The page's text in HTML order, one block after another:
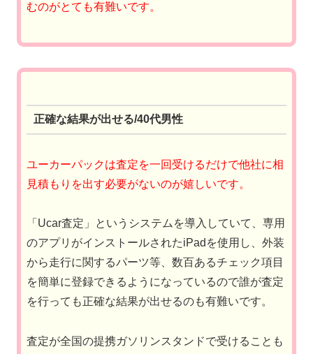
むのがとても有難いです。
正確な結果が出せる/40代男性
ユーカーパックは査定を一回受けるだけで他社に相
見積もりを出す必要がないのが嬉しいです。
「Ucar査定」というシステムを導入していて、専用
のアプリがインストールされたiPadを使用し、外装
から走行に関するパーツ等、数百あるチェック項目
を簡単に登録できるようになっているので誰が査定
を行っても正確な結果が出せるのも有難いです。
査定が全国の提携ガソリンスタンドで受けることも